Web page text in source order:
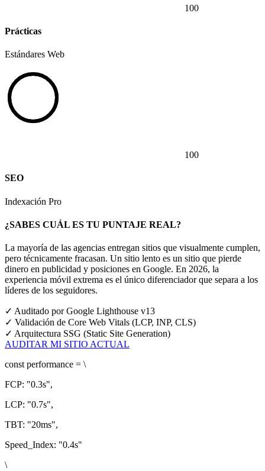
100
Prácticas
Estándares Web
100
SEO
Indexación Pro
¿SABES CUÁL ES TU PUNTAJE REAL?
La mayoría de las agencias entregan sitios que visualmente cumplen,
pero técnicamente fracasan. Un sitio lento es un sitio que pierde
dinero en publicidad y posiciones en Google. En 2026, la
experiencia móvil extrema es el único diferenciador que separa a los
líderes de los seguidores.
✓ Auditado por Google Lighthouse v13
✓ Validación de Core Web Vitals (LCP, INP, CLS)
✓ Arquitectura SSG (Static Site Generation)
AUDITAR MI SITIO ACTUAL
const performance = \
FCP: "0.3s",
LCP: "0.7s",
TBT: "20ms",
Speed_Index: "0.4s"
\